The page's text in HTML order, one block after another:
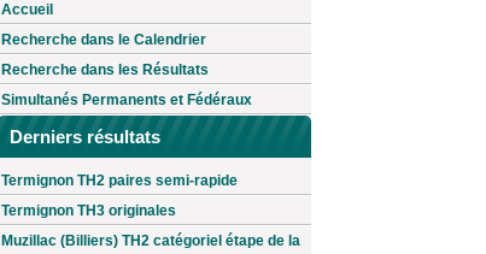
Accueil
Recherche dans le Calendrier
Recherche dans les Résultats
Simultanés Permanents et Fédéraux
Derniers résultats
Termignon TH2 paires semi-rapide
Termignon TH3 originales
Muzillac (Billiers) TH2 catégoriel étape de la